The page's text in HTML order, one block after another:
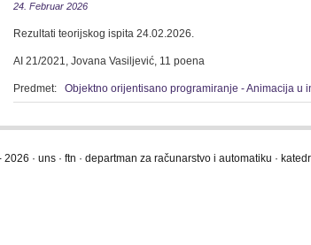
24. Februar 2026
Rezultati teorijskog ispita 24.02.2026.
AI 21/2021, Jovana Vasiljević, 11 poena
Predmet: Objektno orijentisano programiranje - Animacija u
2026 · uns · ftn · departman za računarstvo i automatiku ·